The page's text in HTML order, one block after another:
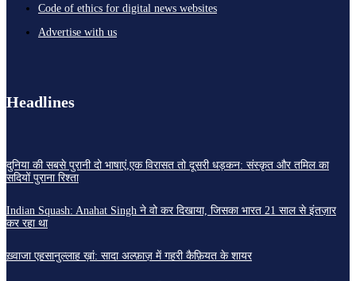
Code of ethics for digital news websites
Advertise with us
Headlines
दुनिया की सबसे पुरानी दो भाषाएं,एक विरासत तो दूसरी धड़कन: संस्कृत और तमिल का
सदियों पुराना रिश्ता
Indian Squash: Anahat Singh ने वो कर दिखाया, जिसका भारत 21 साल से इंतज़ार
कर रहा था
ख़्वाजा एहसानुल्लाह ख़ां: सादा अल्फ़ाज़ में गहरी कैफ़ियत के शायर